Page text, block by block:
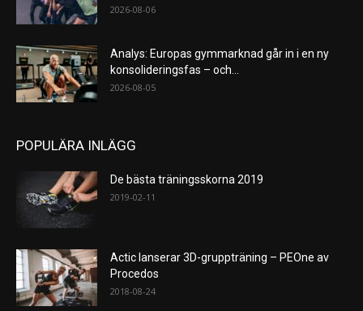
2026-08-06
Analys: Europas gymmarknad går in i en ny
konsolideringsfas – och...
2026-08-05
POPULÄRA INLÄGG
De bästa träningsskorna 2019
2019-02-11
Actic lanserar 3D-gruppträning – PEOne av
Procedos
2018-08-24